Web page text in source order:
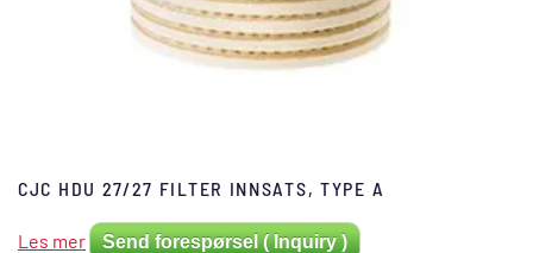
CJC HDU 27/27 FILTER INNSATS, TYPE A
Les mer Send forespørsel ( Inquiry )